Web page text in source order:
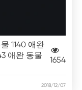
1140 애완
애완 동물
1654
2018/12/07